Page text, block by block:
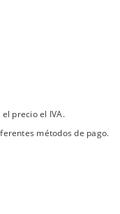
precio el IVA.
métodos de pago.